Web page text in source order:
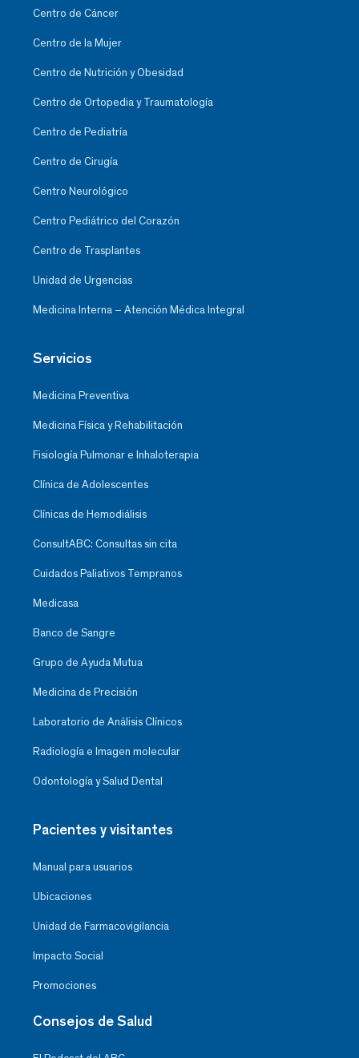
Centro de Cáncer
Centro de la Mujer
Centro de Nutrición y Obesidad
Centro de Ortopedia y Traumatología
Centro de Pediatría
Centro de Cirugía
Centro Neurológico
Centro Pediátrico del Corazón
Centro de Trasplantes
Unidad de Urgencias
Medicina Interna – Atención Médica Integral
Servicios
Medicina Preventiva
Medicina Física y Rehabilitación
Fisiología Pulmonar e Inhaloterapia
Clínica de Adolescentes
Clínicas de Hemodiálisis
ConsultABC: Consultas sin cita
Cuidados Paliativos Tempranos
Medicasa
Banco de Sangre
Grupo de Ayuda Mutua
Medicina de Precisión
Laboratorio de Análisis Clínicos
Radiología e Imagen molecular
Odontología y Salud Dental
Pacientes y visitantes
Manual para usuarios
Ubicaciones
Unidad de Farmacovigilancia
Impacto Social
Promociones
Consejos de Salud